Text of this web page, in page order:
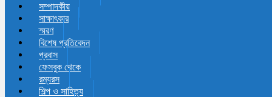
সম্পাদকীয়
সাক্ষাৎকার
স্মরণ
বিশেষ প্রতিবেদন
প্রবাস
ফেসবুক থেকে
রম্যরস
শিল্প ও সাহিত্য